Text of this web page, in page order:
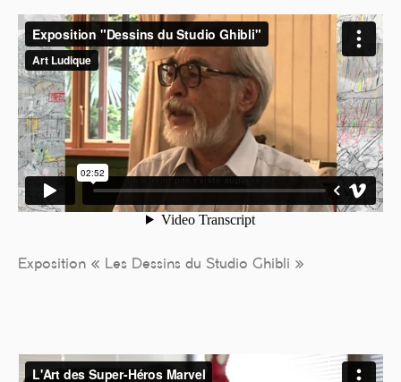
Exposition « Les Dessins du Studio Ghibli »